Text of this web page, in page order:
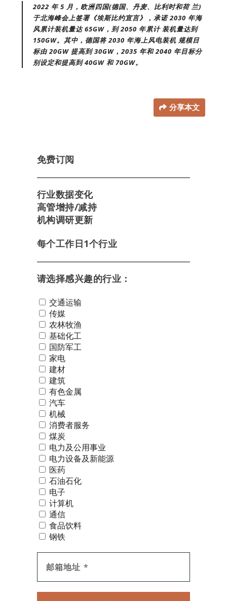
2022 年 5 月，欧洲四国(德国、丹麦、比利时和荷 兰)
于北海峰会上签署《埃斯比约宣言》，承诺 2030 年海
风累计装机量达 65GW，到 2050 年累计 装机量达到
150GW。其中，德国将 2030 年海上风电装机 规模目
标由 20GW 提高到 30GW，2035 年和 2040 年目标分
别设定和提高到 40GW 和 70GW。
分享本文
免费订阅
行业数据变化
高管增持/减持
机构调研更新
每个工作日1个行业
请选择感兴趣的行业：
交通运输
传媒
农林牧渔
基础化工
国防军工
家电
建材
建筑
有色金属
汽车
机械
消费者服务
煤炭
电力及公用事业
电力设备及新能源
医药
石油石化
电子
计算机
通信
食品饮料
钢铁